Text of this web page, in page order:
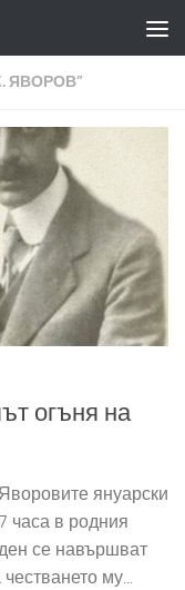
ЯВОРОВ”
огъня на
януарски
часа в родния
се навършват
му...